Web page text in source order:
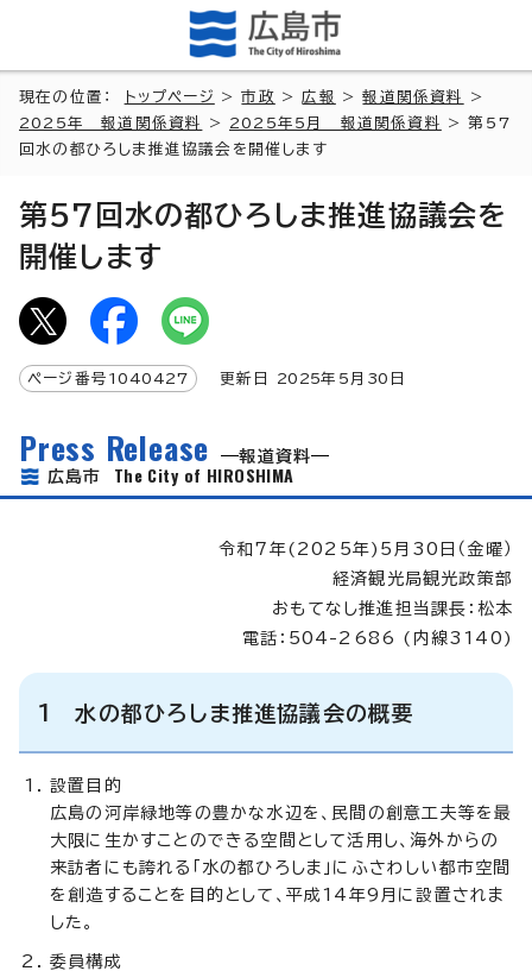
現在の位置： トップページ >市政 >広報 >報道関係資料
>
2025年 報道関係資料
> 2025年5月 報道関係資料
> 第57
回水の都ひろしま推進協議会を開催します
第57回水の都ひろしま推進協議会を
開催します
ページ番号 1040427 更新日 2025年5月 30 日
Press Release
報道資料
広島市 The City of HIROSHIMA
令和7年(2025年)5月30日（金曜）
経済観光局観光政策部
おもてなし推進担当課長：松本
電話：504-2686 (内線3140)
1 水の都ひろしま推進協議会の概要
設置目的
広島の河岸緑地等の豊かな水辺を、民間の創意工夫等を最
大限に生かすことのできる空間として活用し、海外からの
来訪者にも誇れる「水の都ひろしま」にふさわしい都市空間
を創造することを目的として、平成14年9月に設置されま
した。
委員構成